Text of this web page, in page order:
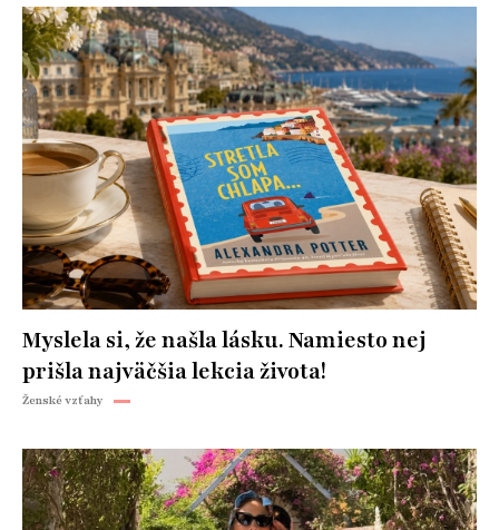
Myslela si, že našla lásku. Namiesto nej
prišla najväčšia lekcia života!
Ženské vzťahy